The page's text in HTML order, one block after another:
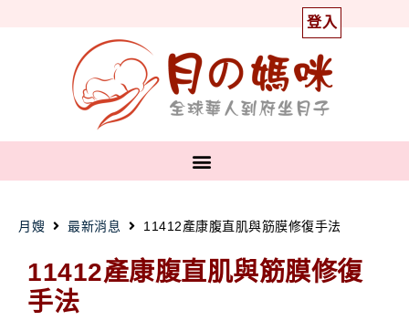
登入
月嫂 最新消息 11412產康腹直肌與筋膜修復手法
11412產康腹直肌與筋膜修復
手法